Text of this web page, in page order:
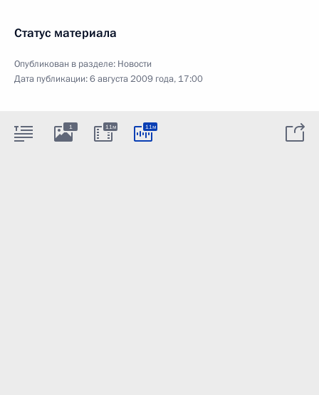
Статус материала
Опубликован в разделе: Новости
Дата публикации:6 августа 2009 года, 17:00
1 11м 11м